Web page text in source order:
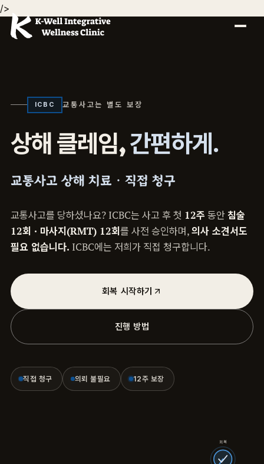
/>
ICBC 교통사고는 별도 보장
상해 클레임,간편하게.
교통사고 상해 치료 · 직접 청구
교통사고를 당하셨나요? ICBC는 사고 후 첫 12주 동안침술
12회 · 마사지(RMT) 12회를 사전 승인하며,의사 소견서도
필요 없습니다. ICBC에는 저희가 직접 청구합니다.
회복 시작하기
진행 방법
직접 청구 의뢰 불필요 12주 보장
회복